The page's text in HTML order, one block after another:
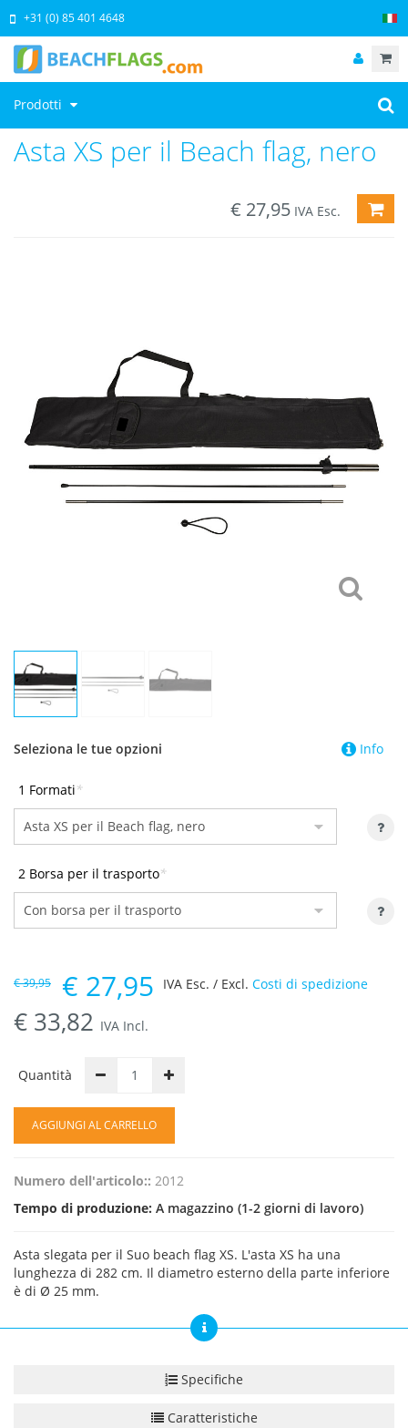
Prodotti
+31 (0) 85 401 4648
Asta XS per il Beach flag, nero
€ 27,95 IVA Esc.
Info
Seleziona le tue opzioni
1 Formati*
2 Borsa per il trasporto*
€39,95 € 27,95
€ 33,82 IVA Incl.
IVA Esc. / Excl. Costi di spedizione
Quantità
AGGIUNGI AL CARRELLO
Numero dell'articolo:: 2012
Tempo di produzione: A magazzino (1-2 giorni di lavoro)
Asta slegata per il Suo beach flag XS. L'asta XS ha una
lunghezza di 282 cm. Il diametro esterno della parte inferiore
è di Ø 25 mm.
Specifiche
Caratteristiche